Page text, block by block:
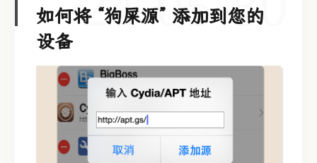
如何将 “狗屎源” 添加到您的
设备